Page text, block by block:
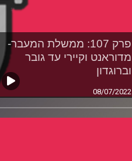
פרק 107: ממשלת המעבר-
מדוראנט וקיירי עד גובר
וברוגדון
08/07/2022